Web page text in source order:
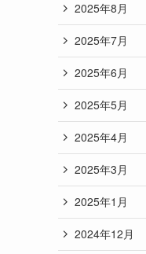
2025年8月
2025年7月
2025年6月
2025年5月
2025年4月
2025年3月
2025年1月
2024年12月